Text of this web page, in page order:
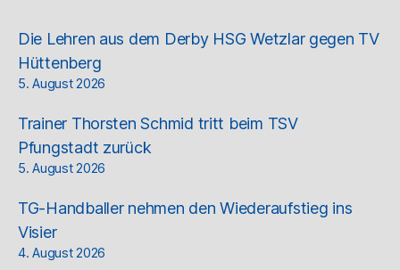
Die Lehren aus dem Derby HSG Wetzlar gegen TV
Hüttenberg
5. August 2026
Trainer Thorsten Schmid tritt beim TSV
Pfungstadt zurück
5. August 2026
TG-Handballer nehmen den Wiederaufstieg ins
Visier
4. August 2026